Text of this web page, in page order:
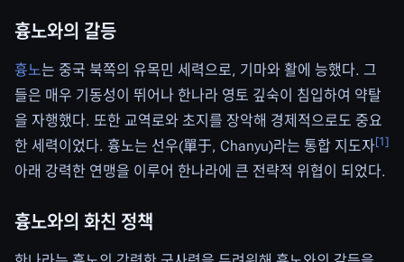
흉노와의 갈등
흉노는 중국 북쪽의 유목민 세력으로, 기마와 활에 능했다. 그
들은 매우 기동성이 뛰어나 한나라 영토 깊숙이 침입하여 약탈
을 자행했다. 또한 교역로와 초지를 장악해 경제적으로도 중요
한 세력이었다. 흉노는 선우(單于, Chanyu)라는 통합 지도자[1]
아래 강력한 연맹을 이루어 한나라에 큰 전략적 위협이 되었다.
흉노와의 화친 정책